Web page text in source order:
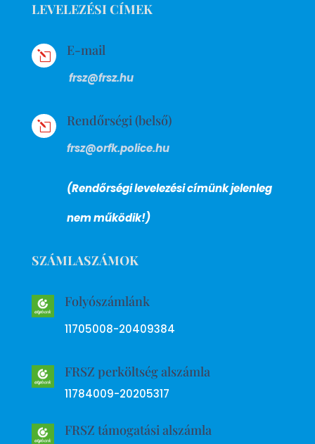
LEVELEZÉSI CÍMEK
l E-mail
frsz@frsz.hu
l Rendőrségi (belső)
frsz@orfk.police.hu
(Rendőrségi levelezési címünk jelenleg
nem működik!)
SZÁMLASZÁMOK
Folyószámlánk
11705008-20409384
FRSZ perköltség alszámla
11784009-20205317
FRSZ támogatási alszámla